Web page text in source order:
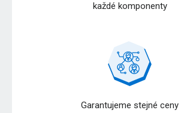
každé komponenty
Garantujeme stejné ceny